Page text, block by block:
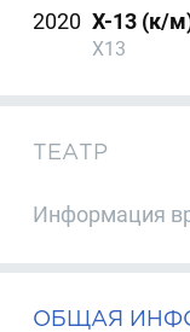
2020 X-13 (к/
X13
ТЕАТР
Информация
ОБЩАЯ